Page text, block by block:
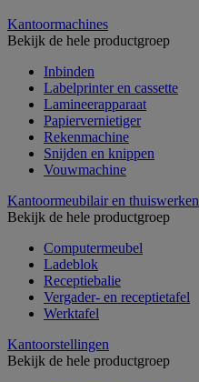
Kantoormachines
Bekijk de hele productgroep
Inbinden
Labelprinter en cassette
Lamineerapparaat
Papiervernietiger
Rekenmachine
Snijden en knippen
Vouwmachine
Kantoormeubilair en thuiswerken
Bekijk de hele productgroep
Computermeubel
Ladeblok
Receptiebalie
Vergader- en receptietafel
Werktafel
Kantoorstellingen
Bekijk de hele productgroep